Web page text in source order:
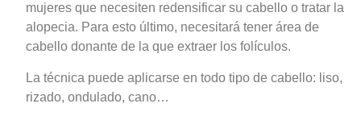
mujeres que necesiten redensificar su cabello o tratar la
alopecia. Para esto último, necesitará tener área de
cabello donante de la que extraer los folículos.
La técnica puede aplicarse en todo tipo de cabello: liso,
rizado, ondulado, cano…